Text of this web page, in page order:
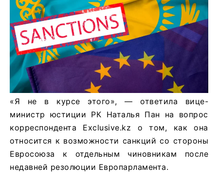
«Я не в курсе этого», — ответила вице-
министр юстиции РК Наталья Пан на вопрос
корреспондента Exclusive.kz о том, как она
относится к возможности санкций со стороны
Евросоюза к отдельным чиновникам после
недавней резолюции Европарламента.